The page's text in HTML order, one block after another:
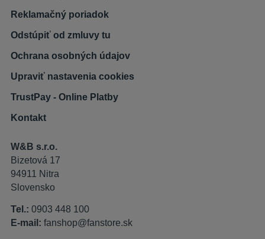
Reklamačný poriadok
Odstúpiť od zmluvy tu
Ochrana osobných údajov
Upraviť nastavenia cookies
TrustPay - Online Platby
Kontakt
W&B s.r.o.
Bizetová 17
94911 Nitra
Slovensko
Tel.: 0903 448 100
E-mail: fanshop@fanstore.sk